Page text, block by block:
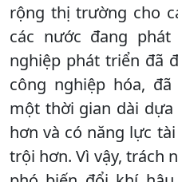
rộng thị trường cho
các nước đang
nghiệp phát triển đã
công nghiệp hóa,
một thời gian dài
hơn và có năng lực
trội hơn. Vì vậy, trách